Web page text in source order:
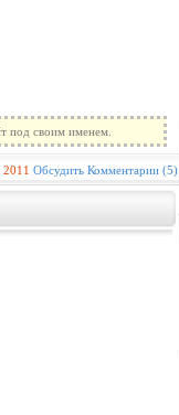
под своим именем.
2011 Обсудить Комментарии (5)